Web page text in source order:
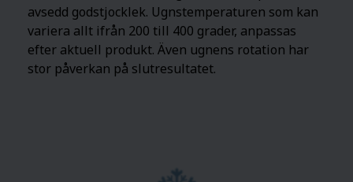
avsedd godstjocklek. Ugnstemperaturen som kan
variera allt ifrån 200 till 400 grader, anpassas
efter aktuell produkt. Även ugnens rotation har
stor påverkan på slutresultatet.